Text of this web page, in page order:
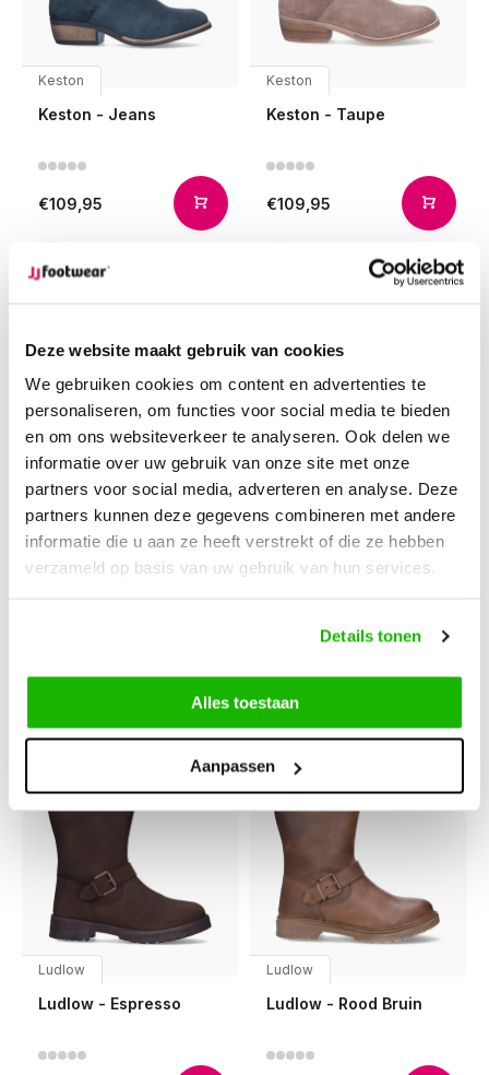
Deze website maakt gebruik van cookies
We gebruiken cookies om content en advertenties te
personaliseren, om functies voor social media te bieden
en om ons websiteverkeer te analyseren. Ook delen we
informatie over uw gebruik van onze site met onze
partners voor social media, adverteren en analyse. Deze
partners kunnen deze gegevens combineren met andere
informatie die u aan ze heeft verstrekt of die ze hebben
verzameld op basis van uw gebruik van hun services.
Details tonen
Alles toestaan
Aanpassen
Keston
Keston - Jeans
€109,95
Keston
Keston - Taupe
€109,95
Keston
Keston - Zwart
Ludlow
Ludlow - Espresso
€139,95
Ludlow
Ludlow - Espresso
Ludlow
Ludlow - Rood Bruin